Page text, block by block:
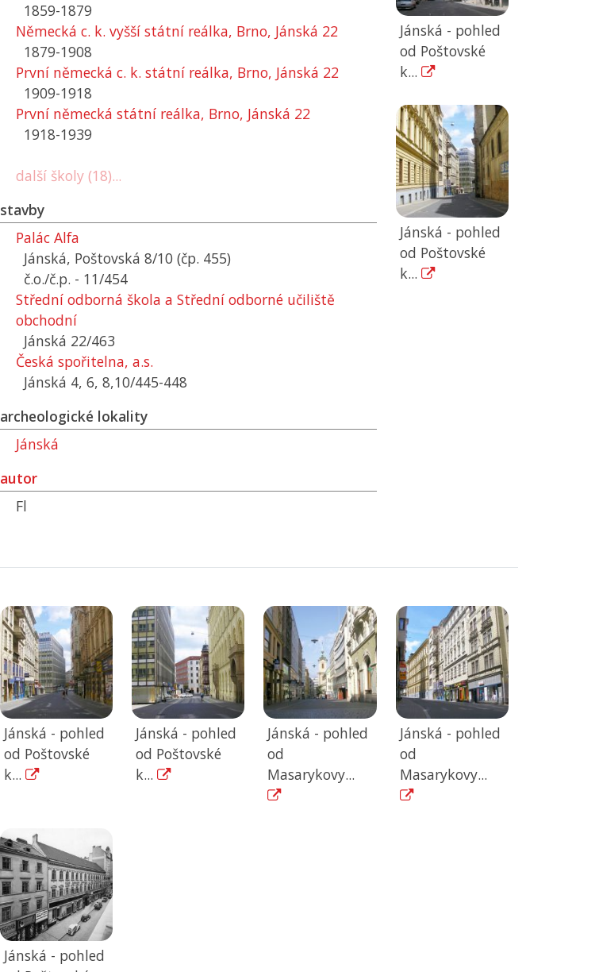
1859-1879
Německá c. k. vyšší státní reálka, Brno, Jánská 22
1879-1908
První německá c. k. státní reálka, Brno, Jánská 22
1909-1918
První německá státní reálka, Brno, Jánská 22
1918-1939
další školy (18)...
stavby
Palác Alfa
Jánská, Poštovská 8/10 (čp. 455)
č.o./č.p. - 11/454
Střední odborná škola a Střední odborné učiliště
obchodní
Jánská 22/463
Česká spořitelna, a.s.
Jánská 4, 6, 8,10/445-448
archeologické lokality
Jánská
autor
Fl
Jánská - pohled
od Poštovské
k...
Jánská - pohled
od Poštovské
k...
Jánská - pohled
od Poštovské
k...
Jánská - pohled
od Poštovské
k...
Jánská - pohled
od
Masarykovy...
Jánská - pohled
od
Masarykovy...
Jánská - pohled